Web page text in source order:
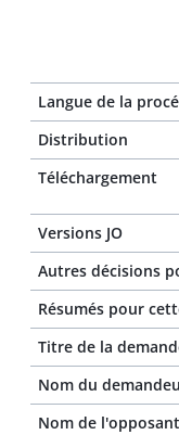
Langue de la
Distribution
Téléchargement
Versions JO
Autres décisions
Résumés pour
Titre de la
Nom du
Nom de l'opposant